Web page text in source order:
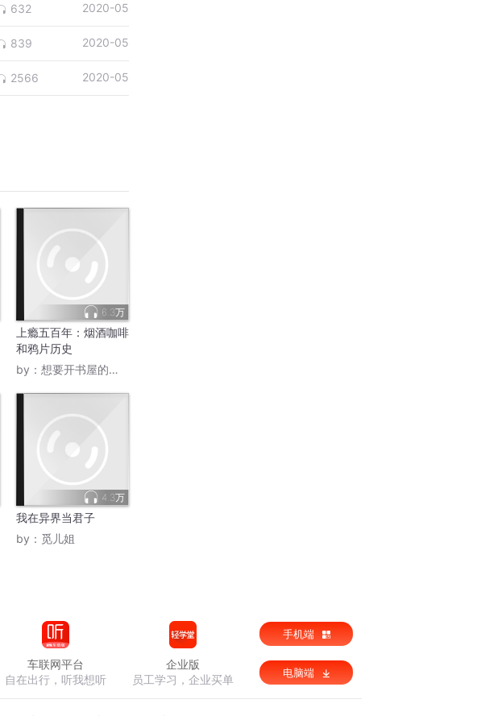
632 2020-05
839 2020-05
2566 2020-05
6.3万
上瘾五百年：烟酒咖啡
和鸦片历史
by： 想要开书屋的霹雳羊
4.3万
我在异界当君子
by： 觅儿姐
车联网平台
自在出行，听我想听
企业版
员工学习，企业买单
手机端
电脑端